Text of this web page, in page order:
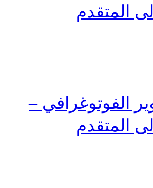
المتقدم
الفوتوغرافي –
المتقدم